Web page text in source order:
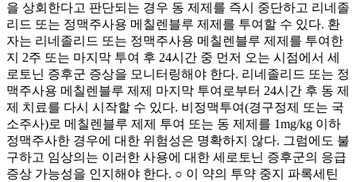
을 상회한다고 판단되는 경우 동 제제를 즉시 중단하고 리네졸
리드 또는 정맥주사용 메칠렌블루 제제를 투여할 수 있다. 환
자는 리네졸리드 또는 정맥주사용 메칠렌블루 제제를 투여한
지 2주 또는 마지막 투여 후 24시간 중 먼저 오는 시점에서 세
로토닌 증후군 증상을 모니터링해야 한다. 리네졸리드 또는 정
맥주사용 메칠렌블루 제제 마지막 투여로부터 24시간 후 동 제
제 치료를 다시 시작할 수 있다. 비정맥투여(경구정제 또는 국
소주사)로 메칠렌블루 제제 투여 또는 동 제제를 1mg/kg 이하
정맥주사한 경우에 대한 위험성은 명확하지 않다. 그럼에도 불
구하고 임상의는 이러한 사용에 대한 세로토닌 증후군의 응급
증상 가능성을 인지해야 한다. ○ 이 약의 투약 중지 파록세틴